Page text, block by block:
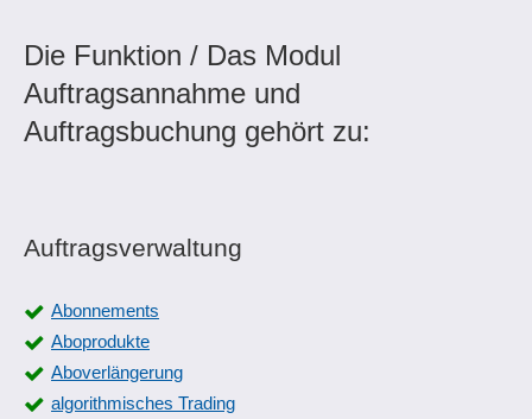
Die Funktion / Das Modul
Auftragsannahme und
Auftragsbuchung gehört zu:
Auftragsverwaltung
Abonnements
Aboprodukte
Aboverlängerung
algorithmisches Trading